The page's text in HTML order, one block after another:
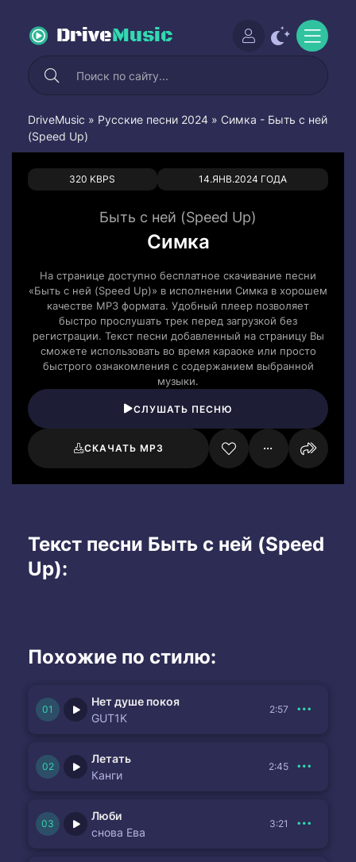
DriveMusic
DriveMusic » Русские песни 2024 » Симка - Быть с ней
(Speed Up)
320 KBPS 14.ЯНВ.2024 ГОДА
0 0
Быть с ней (Speed Up)
Симка
На странице доступно бесплатное скачивание песни
«Быть с ней (Speed Up)» в исполнении Симка в хорошем
качестве MP3 формата. Удобный плеер позволяет
быстро прослушать трек перед загрузкой без
регистрации. Текст песни добавленный на страницу Вы
сможете использовать во время караоке или просто
быстрого ознакомления с содержанием выбранной
музыки.
СЛУШАТЬ ПЕСНЮ
СКАЧАТЬ MP3
Текст песни Быть с ней (Speed
Up):
Похожие по стилю:
Нет душе покоя
GUT1K
2:57
Летать
Канги
2:45
Люби
снова Ева
3:21